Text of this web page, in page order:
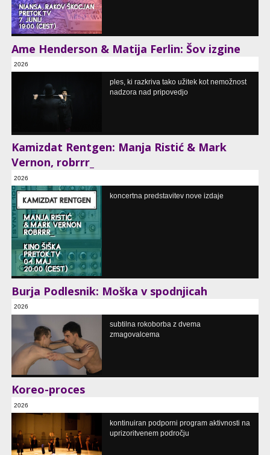
Ame Henderson & Matija Ferlin: Šov izgine
2026
Stara mestna elektrarna - Elektro Ljubljana, Ljubljana, SIples, ki razkriva tako užitek kot nemožnost
nadzora nad pripovedjo
Kamizdat Rentgen: Manja Ristić & Mark
Vernon, robrrr_
2026
Dvorana Komuna, Kino Šiška, Ljubljana, SI
koncertna predstavitev nove izdaje
Burja Podlesnik: Moška v spodnjicah
2026
Cankarjev dom, Ljubljana, SI
subtilna rokoborba z dvema
zmagovalcema
Koreo-proces
2026
raziskava
različne lokacije / multiple locationskontinuiran podporni program aktivnosti na
uprizoritvenem področju